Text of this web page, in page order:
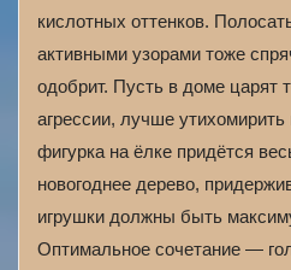
кислотных оттенков.
активными узорами тоже
одобрит. Пусть в доме царят
агрессии, лучше утихомирить
фигурка на ёлке придётся
новогоднее дерево,
игрушки должны быть
Оптимальное сочетание —